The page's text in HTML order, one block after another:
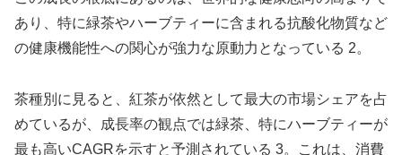
あり、特に緑茶やハーブティーに含まれる抗酸化物質など
の健康機能性への関心が強力な原動力となっている 2。
茶種別に見ると、紅茶が依然として最大の市場シェアを占
めているが、成長率の観点では緑茶、特にハーブティーが
最も高いCAGRを示すと予測されている 3。これは、消費